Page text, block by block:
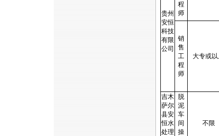
贵州
安恒
科技
有限
公司
程
师
销
售
工
程
师
大专或
吉木
萨尔
县安
恒水
处理
脱
泥
车
间
操
不限